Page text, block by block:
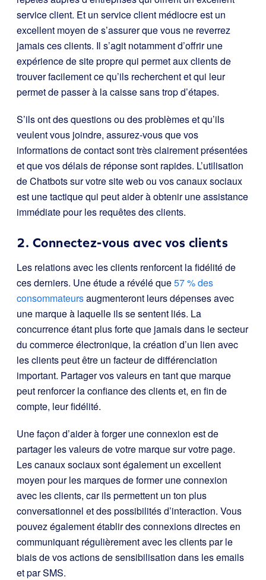
service client. Et un service client médiocre est un
excellent moyen de s’assurer que vous ne reverrez
jamais ces clients. Il s’agit notamment d’offrir une
expérience de site propre qui permet aux clients de
trouver facilement ce qu’ils recherchent et qui leur
permet de passer à la caisse sans trop d’étapes.
S’ils ont des questions ou des problèmes et qu’ils
veulent vous joindre, assurez-vous que vos
informations de contact sont très clairement présentées
et que vos délais de réponse sont rapides. L’utilisation
de Chatbots sur votre site web ou vos canaux sociaux
est une tactique qui peut aider à obtenir une assistance
immédiate pour les requêtes des clients.
2. Connectez-vous avec vos clients
Les relations avec les clients renforcent la fidélité de
ces derniers. Une étude a révélé que57 % des
consommateursaugmenteront leurs dépenses avec
une marque à laquelle ils se sentent liés. La
concurrence étant plus forte que jamais dans le secteur
du commerce électronique, la création d’un lien avec
les clients peut être un facteur de différenciation
important. Partager vos valeurs en tant que marque
peut renforcer la confiance des clients et, en fin de
compte, leur fidélité.
Une façon d’aider à forger une connexion est de
partager les valeurs de votre marque sur votre page.
Les canaux sociaux sont également un excellent
moyen pour les marques de former une connexion
avec les clients, car ils permettent un ton plus
conversationnel et des possibilités d’interaction. Vous
pouvez également établir des connexions directes en
communiquant régulièrement avec les clients par le
biais de vos actions de sensibilisation dans les emails
et par SMS.